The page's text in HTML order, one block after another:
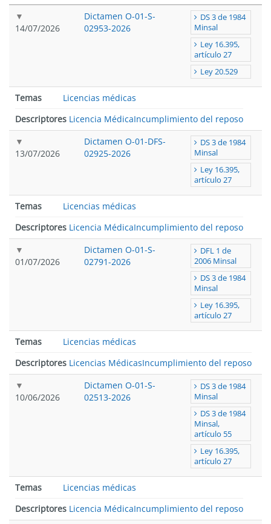
14/07/2026
Dictamen O-01-S-
02953-2026
DS 3 de 1984
Minsal
Ley 16.395,
artículo 27
Ley 20.529
Temas
Licencias médicas
Descriptores Licencia MédicaIncumplimiento del reposo
13/07/2026
Dictamen O-01-DFS-
02925-2026
DS 3 de 1984
Minsal
Ley 16.395,
artículo 27
Temas
Licencias médicas
Descriptores Licencia MédicaIncumplimiento del reposo
01/07/2026
Dictamen O-01-S-
02791-2026
DFL 1 de
2006 Minsal
DS 3 de 1984
Minsal
Ley 16.395,
artículo 27
Temas
Licencias médicas
Descriptores Licencias MédicasIncumplimiento del reposo
10/06/2026
Dictamen O-01-S-
02513-2026
DS 3 de 1984
Minsal
DS 3 de 1984
Minsal,
artículo 55
Ley 16.395,
artículo 27
Temas
Licencias médicas
Descriptores Licencia MédicaIncumplimiento del reposo